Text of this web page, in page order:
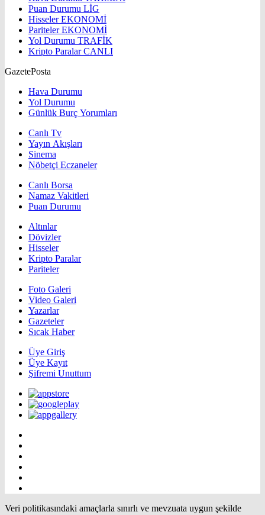
Puan Durumu LİG
HisselerEKONOMİ
ParitelerEKONOMİ
Yol Durumu TRAFİK
Kripto ParalarCANLI
GazetePosta
Hava Durumu
Yol Durumu
Günlük Burç Yorumları
Canlı Tv
Yayın Akışları
Sinema
Nöbetçi Eczaneler
Canlı Borsa
Namaz Vakitleri
Puan Durumu
Altınlar
Dövizler
Hisseler
Kripto Paralar
Pariteler
Foto Galeri
Video Galeri
Yazarlar
Gazeteler
Sıcak Haber
Üye Giriş
Üye Kayıt
Şifremi Unuttum
Veri politikasındaki amaçlarla sınırlı ve mevzuata uygun şekilde